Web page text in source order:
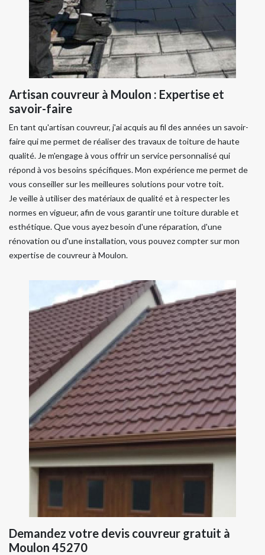
Artisan couvreur à Moulon : Expertise et
savoir-faire
En tant qu'artisan couvreur, j'ai acquis au fil des années un savoir-
faire qui me permet de réaliser des travaux de toiture de haute
qualité. Je m'engage à vous offrir un service personnalisé qui
répond à vos besoins spécifiques. Mon expérience me permet de
vous conseiller sur les meilleures solutions pour votre toit.
Je veille à utiliser des matériaux de qualité et à respecter les
normes en vigueur, afin de vous garantir une toiture durable et
esthétique. Que vous ayez besoin d'une réparation, d'une
rénovation ou d'une installation, vous pouvez compter sur mon
expertise de couvreur à Moulon.
Demandez votre devis couvreur gratuit à
Moulon 45270